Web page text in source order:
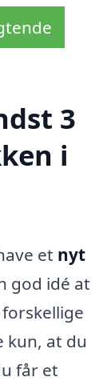
3
i
et nyt
god idé at
kun, at du
får et